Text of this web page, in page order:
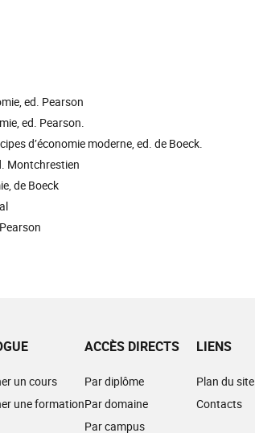
ed. Pearson
ed. Pearson.
d’économie moderne, ed. de Boeck.
Montchrestien
de Boeck
un cours
une formation
ACCÈS DIRECTS
Par diplôme
Par domaine
Par campus
LIENS
Plan du site
Contacts